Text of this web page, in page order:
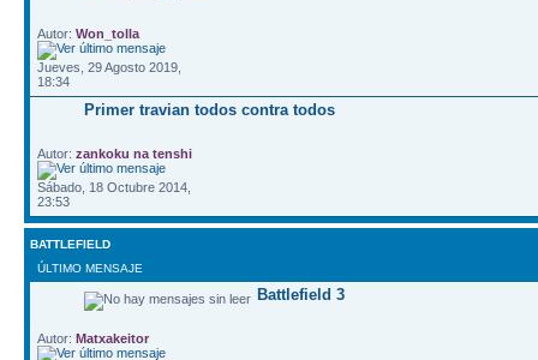
Autor: Won_tolla
Jueves, 29 Agosto 2019,
18:34
Primer travian todos contra todos
Autor: zankoku na tenshi
Sábado, 18 Octubre 2014,
23:53
BATTLEFIELD
ÚLTIMO MENSAJE
Battlefield 3
Autor: Matxakeitor